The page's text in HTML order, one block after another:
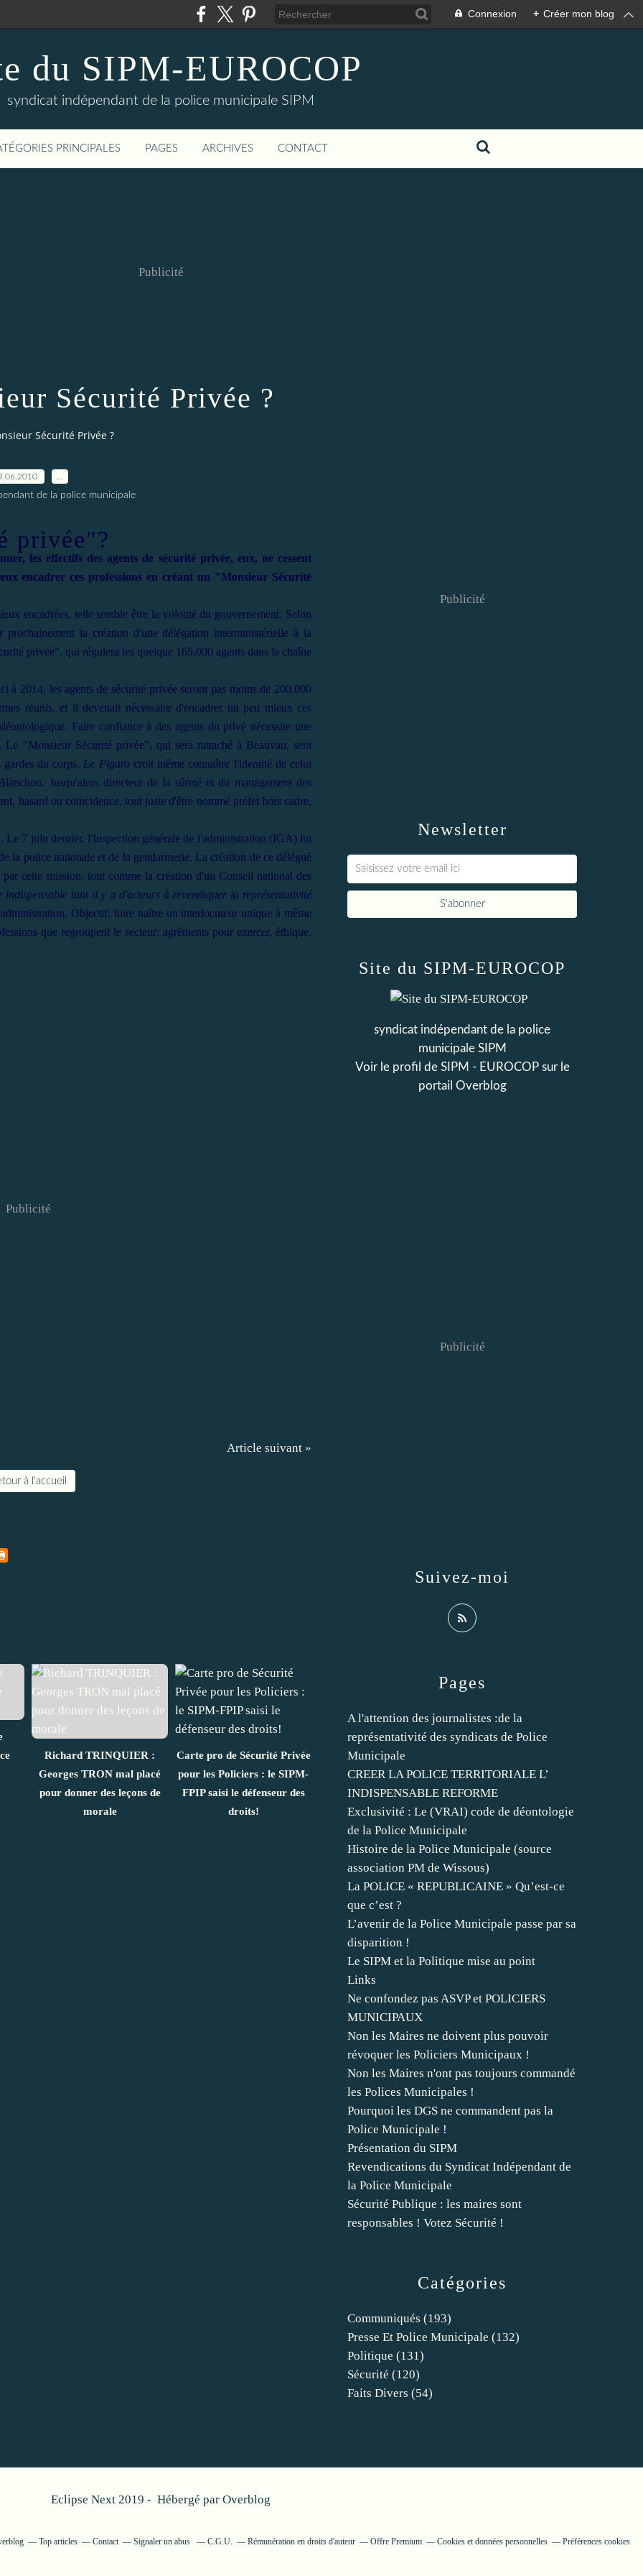
Connexion + Créer mon blog
du SIPM-EUROCOP
syndicat indépendant de la police municipale SIPM
PRINCIPALES PAGES ARCHIVES CONTACT
Publicité
Sécurité Privée ?
Sécurité Privée ?
de la police municipale
privée"?
les effectifs des agents de sécurité privée, eux, ne cessent
encadrer ces professions en créant un "Monsieur Sécurité
encadrées, telle semble être la volonté du gouvernement. Selon
la création d'une délégation interministérielle à la
privée", qui régulera les quelque 165.000 agents dans la chaîne
2014, les agents de sécurité privée seront pas moins de 200.000
réunis, et il devenait nécessaire d'encadrer un peu mieux ces
Faire confiance à des agents du privé nécessite une
"Monsieur Sécurité privée", qui sera rattaché à Beauvau, sera
du corps. Le Figarocroit même connaître l'identité de celui
Jusqu'alors directeur de la sûreté et du management des
hasard ou coïncidence, tout juste d'être nommé préfet hors cadre,
Le 7 juin dernier, l'Inspection générale de l'administration (IGA) lui
la police nationale et de la gendarmerie. La création de ce délégué
cette mission, tout comme la création d'un Conseil national des
indispensable tant il y a d'acteurs à revendiquer la représentativité
Objectif: faire naître un interlocuteur unique à même
que regroupent le secteur: agréments pour exercer, éthique,
Publicité
Article suivant »
à l'accueil
Richard TRINQUIER :
Georges TRON mal placé
pour donner des leçons de
morale
Carte pro de Sécurité Privée
pour les Policiers : le SIPM-
FPIP saisi le défenseur des
droits!
Newsletter
Publicité
Catégories
Communiqués (193)
Presse Et Police Municipale (132)
Politique (131)
Sécurité (120)
Faits Divers (54)
Pages
A l'attention des journalistes :de la
représentativité des syndicats de Police
Municipale
CREER LA POLICE TERRITORIALE L’
INDISPENSABLE REFORME
Exclusivité : Le (VRAI) code de déontologie
de la Police Municipale
Histoire de la Police Municipale (source
association PM de Wissous)
La POLICE « REPUBLICAINE » Qu’est-ce
que c’est ?
L’avenir de la Police Municipale passe par sa
disparition !
Le SIPM et la Politique mise au point
Links
Ne confondez pas ASVP et POLICIERS
MUNICIPAUX
Non les Maires ne doivent plus pouvoir
révoquer les Policiers Municipaux !
Non les Maires n'ont pas toujours commandé
les Polices Municipales !
Pourquoi les DGS ne commandent pas la
Police Municipale !
Présentation du SIPM
Revendications du Syndicat Indépendant de
la Police Municipale
Sécurité Publique : les maires sont
responsables ! Votez Sécurité !
Site du SIPM-EUROCOP
syndicat indépendant de la police
municipale SIPM
Voir le profil de SIPM - EUROCOPsur le
portail Overblog
Suivez-moi
Publicité
Eclipse Next 2019 - Hébergé par Overblog
Top articles Contact Signaler un abus C.G.U. Rémunération en droits d'auteur Offre Premium Cookies et données personnelles Préférences cookies